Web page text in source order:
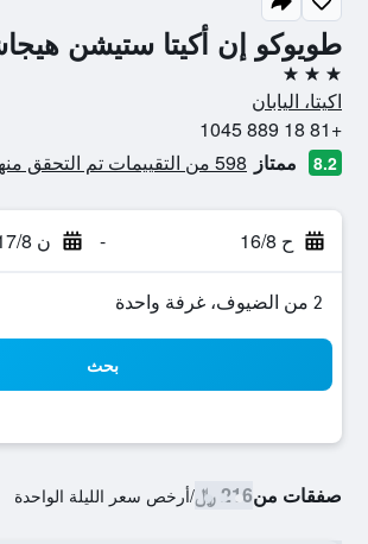
طويوكو إن أكيتا ستيشن
3 نجوم
اكيتا، اليابان
+81 18 889 1045
8.2 ممتاز 598 من التقييمات تم التحقق منها
ح 16/8 - ن 17/8
2 من الضيوف، غرفة واحدة
بحث
صفقات من216 ﷼ /أرخص سعر الليلة الواحدة